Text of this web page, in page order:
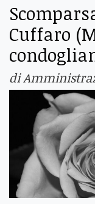
Cuffaro
di